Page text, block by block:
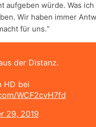
aufgeben würde. Was
Wir haben immer
für uns.“
der Distanz.
HD bei
WCF2cvH7fd
29, 2019